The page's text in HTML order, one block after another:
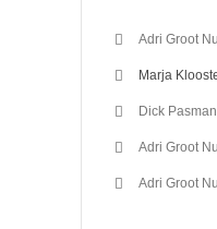
Adri Groot
Marja
Dick Pasman
Adri Groot
Adri Groot